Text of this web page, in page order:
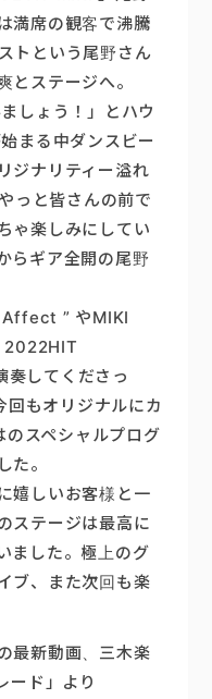
満席の観客で沸騰
トという 尾野さん
とステージへ。
しょう！」と ハウ
まる中ダンスビー
ジナリティー溢れ
やっと皆さんの前で
ゃ楽しみにしてい
らギア全開の尾野
Affect ” やMIKI
2022HIT
奏してくださっ
回もオリジナルにカ
のスペシャルプログ
た。
嬉しいお客様と一
ステージは最高に
ました。極上のグ
ブ、
また次回も楽
最新動画、三木楽
ード」より